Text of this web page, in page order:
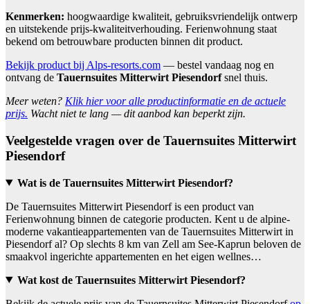
Kenmerken: hoogwaardige kwaliteit, gebruiksvriendelijk ontwerp
en uitstekende prijs-kwaliteitverhouding. Ferienwohnung staat
bekend om betrouwbare producten binnen dit product.
Bekijk product bij Alps-resorts.com — bestel vandaag nog en
ontvang de Tauernsuites Mitterwirt Piesendorfsnel thuis.
Meer weten? Klik hier voor alle productinformatie en de actuele
prijs. Wacht niet te lang — dit aanbod kan beperkt zijn.
Veelgestelde vragen over de Tauernsuites Mitterwirt
Piesendorf
Wat is de Tauernsuites Mitterwirt Piesendorf?
De Tauernsuites Mitterwirt Piesendorf is een product van
Ferienwohnung binnen de categorie producten. Kent u de alpine-
moderne vakantieappartementen van de Tauernsuites Mitterwirt in
Piesendorf al? Op slechts 8 km van Zell am See-Kaprun beloven de
smaakvol ingerichte appartementen en het eigen wellnes…
Wat kost de Tauernsuites Mitterwirt Piesendorf?